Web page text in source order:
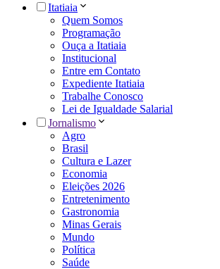
Itatiaia
Quem Somos
Programação
Ouça a Itatiaia
Institucional
Entre em Contato
Expediente Itatiaia
Trabalhe Conosco
Lei de Igualdade Salarial
Jornalismo
Agro
Brasil
Cultura e Lazer
Economia
Eleições 2026
Entretenimento
Gastronomia
Minas Gerais
Mundo
Política
Saúde